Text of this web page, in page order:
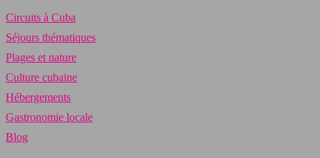
Circuits à Cuba
Séjours thématiques
Plages et nature
Culture cubaine
Hébergements
Gastronomie locale
Blog